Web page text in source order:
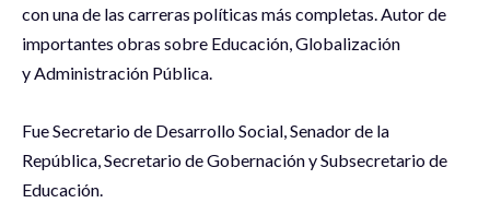
con una de las carreras políticas más completas. Autor de
importantes obras sobre Educación, Globalización
y Administración Pública.
Fue Secretario de Desarrollo Social, Senador de la
República, Secretario de Gobernación y Subsecretario de
Educación.